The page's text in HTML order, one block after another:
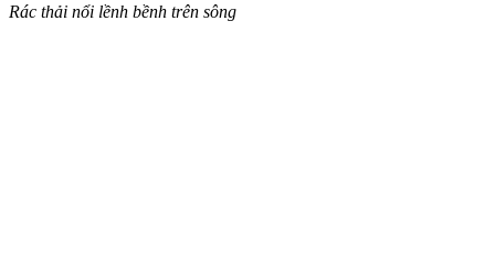
Rác thải nổi lềnh bềnh trên sông